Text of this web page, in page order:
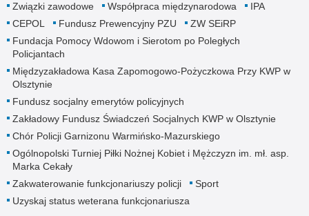
Związki zawodowe Współpraca międzynarodowa
IPA
CEPOL
Fundusz Prewencyjny PZU
ZW SEiRP
Fundacja Pomocy Wdowom i Sierotom po Poległych
Policjantach
Międzyzakładowa Kasa Zapomogowo-Pożyczkowa Przy KWP w
Olsztynie
Fundusz socjalny emerytów policyjnych
Zakładowy Fundusz Świadczeń Socjalnych KWP w Olsztynie
Chór Policji Garnizonu Warmińsko-Mazurskiego
Ogólnopolski Turniej Piłki Nożnej Kobiet i Mężczyzn im. mł. asp.
Marka Cekały
Zakwaterowanie funkcjonariuszy policji
Sport
Uzyskaj status weterana funkcjonariusza